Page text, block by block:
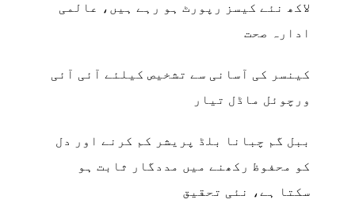
لاکھ نئے کیسز رپورٹ ہو رہے ہیں، عالمی
ادارہ صحت
کینسر کی آسانی سے تشخیص کیلئے آئی آئی
ورچوئل ماڈل تیار
ببل گم چبانا بلڈ پریشر کم کرنے اور دل
کو محفوظ رکھنے میں مددگار ثابت ہو
سکتا ہے، نئی تحقیق